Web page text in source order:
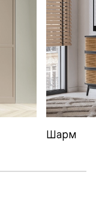
Шарм